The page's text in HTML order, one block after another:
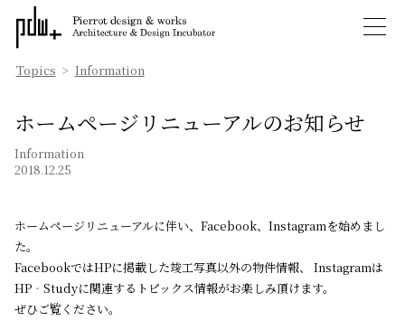
Topics > Information
ホームページリニューアルのお知らせ
Information
2018.12.25
ホームページリニューアルに伴い、Facebook、Instagramを始めまし
た。
FacebookではHPに掲載した竣工写真以外の物件情報、 Instagramは
HP‐Studyに関連するトピックス情報がお楽しみ頂けます。
ぜひご覧ください。